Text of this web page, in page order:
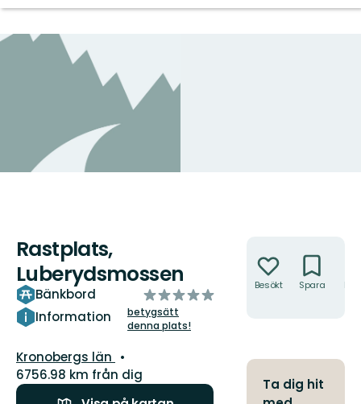
Rastplats,
Luberydsmossen
Bänkbord
Information
av
5
stjärnor
betygsätt
denna plats!
Län:
Kronobergs län
6756.98 km från dig
Besökt Spara
Ta dig hit